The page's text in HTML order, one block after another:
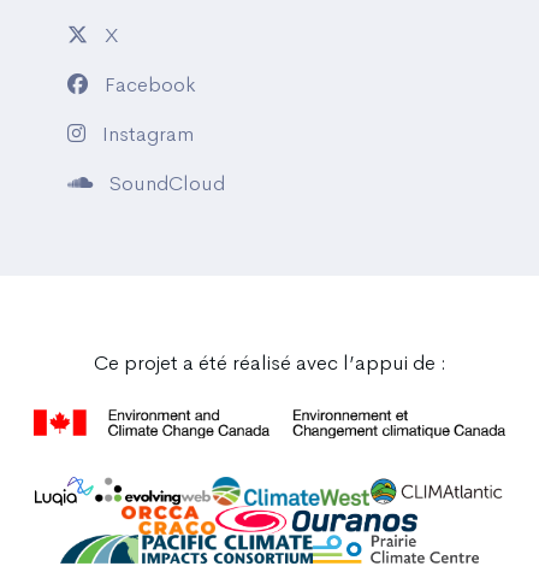
X
Facebook
Instagram
SoundCloud
Ce projet a été réalisé avec l’appui de :